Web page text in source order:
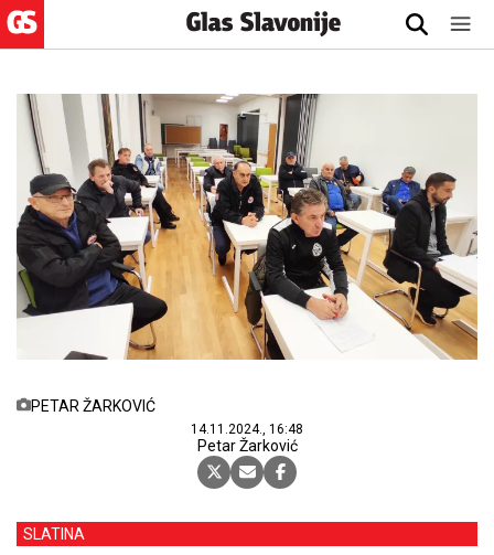
PETAR ŽARKOVIĆ
14.11.2024., 16:48
Petar Žarković
SLATINA